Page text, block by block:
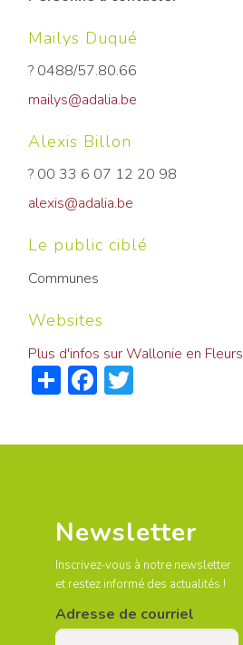
Mailys Duqué
? 0488/57.80.66
mailys@adalia.be
Alexis Billon
? 00 33 6 07 12 20 98
alexis@adalia.be
Le public ciblé
Communes
Websites
Plus d'infos sur Wallonie en Fleurs
ShareFacebook
Twitter
Newsletter
Inscrivez-vous à notre newsletter
et restez informé des actualités !
Adresse de courriel